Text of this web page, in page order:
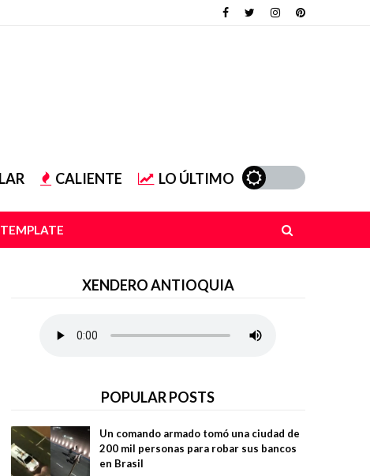
CALIENTE LO ÚLTIMO
XENDERO ANTIOQUIA
POPULAR POSTS
Un comando armado tomó una ciudad de
200 mil personas para robar sus bancos
en Brasil